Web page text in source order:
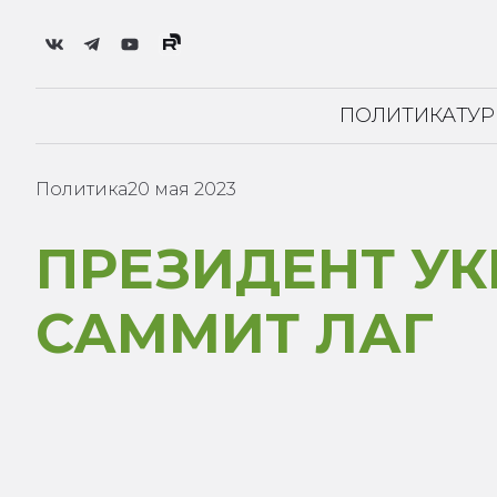
ПОЛИТИКА
Политика20 мая 2023
ПРЕЗИДЕНТ
САММИТ ЛАГ